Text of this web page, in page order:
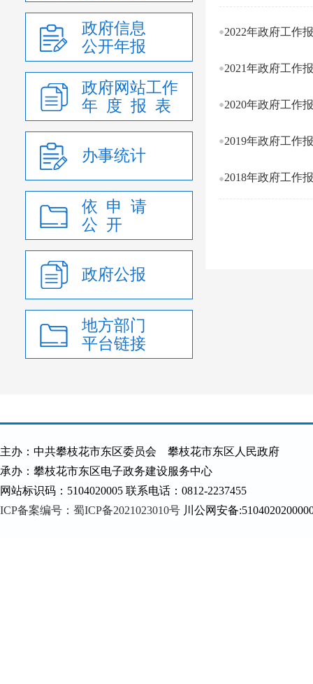
政府信息
公开年报
政府网站工作
年 度 报 表
办事统计
依 申 请
公 开
政府公报
地方部门
平台链接
2022年政府工作
2021年政府工作
2020年政府工作
2019年政府工作
2018年政府工作
主办：中共攀枝花市东区委员会 攀枝花市东区人民政府
承办：攀枝花市东区电子政务建设服务中心
网站标识码：5104020005 联系电话：0812-2237455
ICP备案编号：蜀ICP备2021023010号 川公网安备